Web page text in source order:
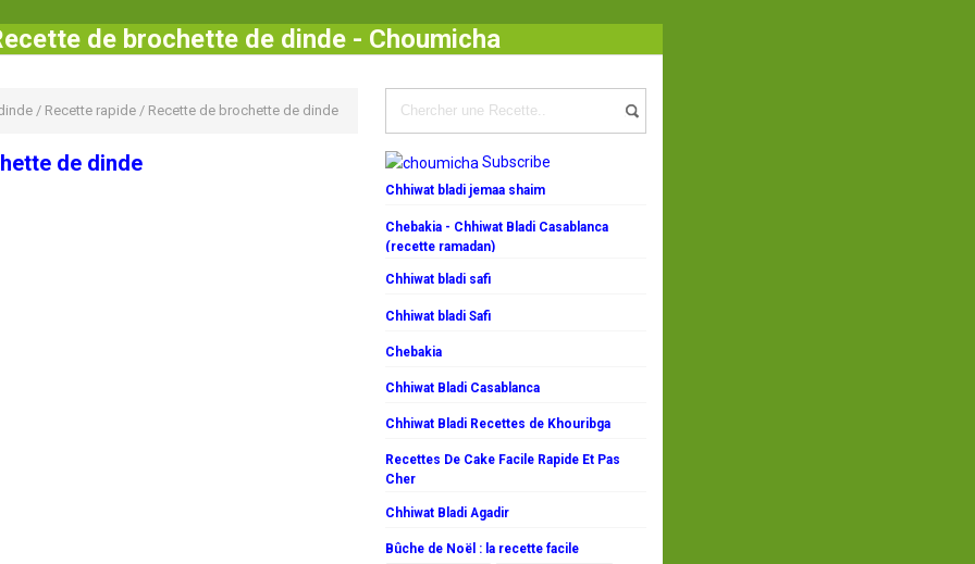
de brochette de dinde - Choumicha
/ Recette rapide / Recette de brochette de dinde
de dinde Subscribe
Chhiwat bladi jemaa shaim
Chebakia - Chhiwat Bladi Casablanca
(recette ramadan)
Chhiwat bladi safi
Chhiwat bladi Safi
Chebakia
Chhiwat Bladi Casablanca
Chhiwat Bladi Recettes de Khouribga
Recettes De Cake Facile Rapide Et Pas
Cher
Chhiwat Bladi Agadir
Bûche de Noël : la recette facile